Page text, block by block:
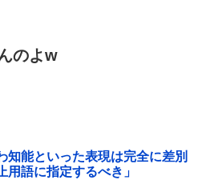
のよw
知能といった表現は完全に差別
語に指定するべき」